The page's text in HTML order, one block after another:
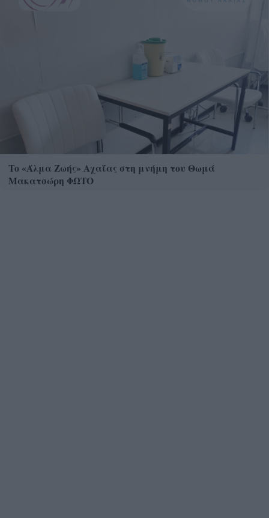
Το «Άλμα Ζωής» Αχαΐας στη μνήμη του Θωμά
Μακατσώρη ΦΩΤΟ